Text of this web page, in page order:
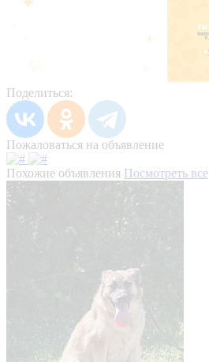
Поделиться:
Пожаловаться на объявление
Похожие объявления Посмотреть все